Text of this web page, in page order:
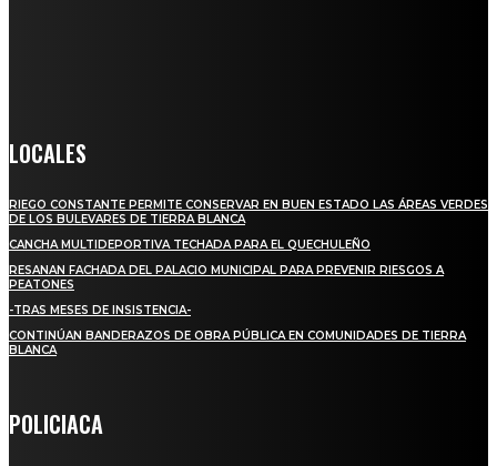
LOCALES
RIEGO CONSTANTE PERMITE CONSERVAR EN BUEN ESTADO LAS ÁREAS VERDES
DE LOS BULEVARES DE TIERRA BLANCA
CANCHA MULTIDEPORTIVA TECHADA PARA EL QUECHULEÑO
RESANAN FACHADA DEL PALACIO MUNICIPAL PARA PREVENIR RIESGOS A
PEATONES
-TRAS MESES DE INSISTENCIA-
CONTINÚAN BANDERAZOS DE OBRA PÚBLICA EN COMUNIDADES DE TIERRA
BLANCA
POLICIACA